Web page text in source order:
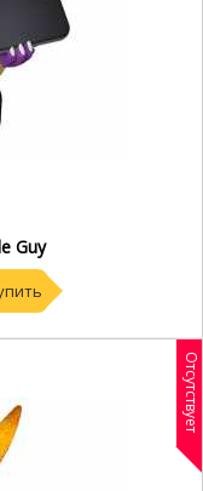
Guy
Отсутствует